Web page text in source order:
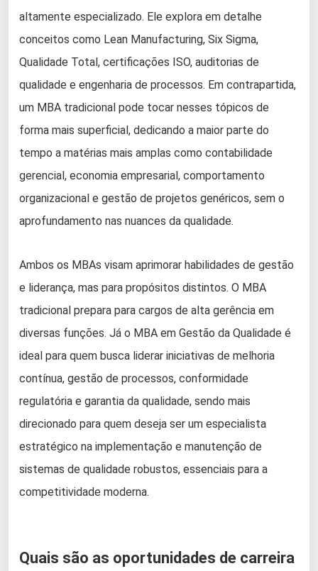
altamente especializado. Ele explora em detalhe
conceitos como Lean Manufacturing, Six Sigma,
Qualidade Total, certificações ISO, auditorias de
qualidade e engenharia de processos. Em contrapartida,
um MBA tradicional pode tocar nesses tópicos de
forma mais superficial, dedicando a maior parte do
tempo a matérias mais amplas como contabilidade
gerencial, economia empresarial, comportamento
organizacional e gestão de projetos genéricos, sem o
aprofundamento nas nuances da qualidade.
Ambos os MBAs visam aprimorar habilidades de gestão
e liderança, mas para propósitos distintos. O MBA
tradicional prepara para cargos de alta gerência em
diversas funções. Já o MBA em Gestão da Qualidade é
ideal para quem busca liderar iniciativas de melhoria
contínua, gestão de processos, conformidade
regulatória e garantia da qualidade, sendo mais
direcionado para quem deseja ser um especialista
estratégico na implementação e manutenção de
sistemas de qualidade robustos, essenciais para a
competitividade moderna.
Quais são as oportunidades de carreira